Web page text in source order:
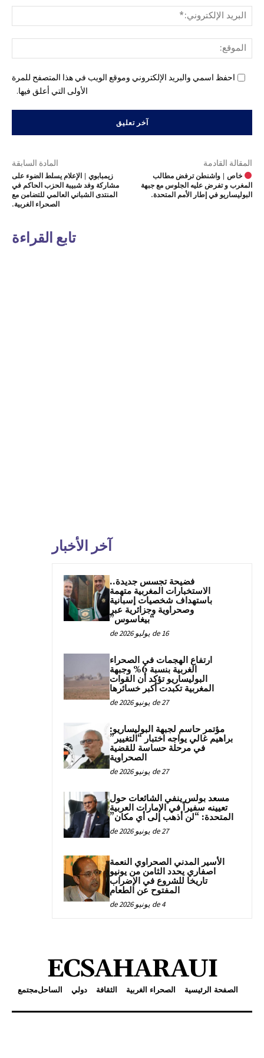
احفظ اسمي والبريد الإلكتروني وموقع الويب في هذا المتصفح للمرة
الأولى التي أعلق فيها.
المادة السابقة
زيمبابوي | الإعلام يسلط الضوء على
مشاركة وفد شبيبة الحزب الحاكم في
المنتدى الشباني العالمي للتضامن مع
الصحراء الغربية.
المقالة القادمة
خاص | واشنطن ترفض مطالب
المغرب و تفرض عليه الجلوس مع جبهة
البوليساريو في إطار الأمم المتحدة.
تابع القراءة
آخر الأخبار
فضيحة تجسس جديدة..
الاستخبارات المغربية متهمة
باستهداف شخصيات إسبانية
وصحراوية وجزائرية عبر
“بيغاسوس”
16 de يوليو de 2026
ارتفاع الهجمات في الصحراء
الغربية بنسبة 6% وجبهة
البوليساريو تؤكد أن القوات
المغربية تكبدت أكبر خسائرها
27 de يونيو de 2026
مؤتمر حاسم لجبهة البوليساريو:
براهيم غالي يواجه اختبار “التغيير”
في مرحلة حساسة للقضية
الصحراوية
27 de يونيو de 2026
مسعد بولس ينفي الشائعات حول
تعيينه سفيراً في الإمارات العربية
المتحدة: “لن أذهب إلى أي مكان”
27 de يونيو de 2026
الأسير المدني الصحراوي النعمة
اصفاري يحدد الثامن من يونيو
تاريخا للشروع في الإضراب
المفتوح عن الطعام
4 de يونيو de 2026
ECSAHARAUI
الصفحة الرئيسية الصحراء الغربية الثقافة دولي الساحلمجتمع